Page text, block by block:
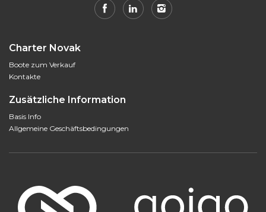
Charter Novak
Boote zum Verkauf
Kontakte
Zusätzliche Information
Basis Info
Allgemeine Geschäftsbedingungen